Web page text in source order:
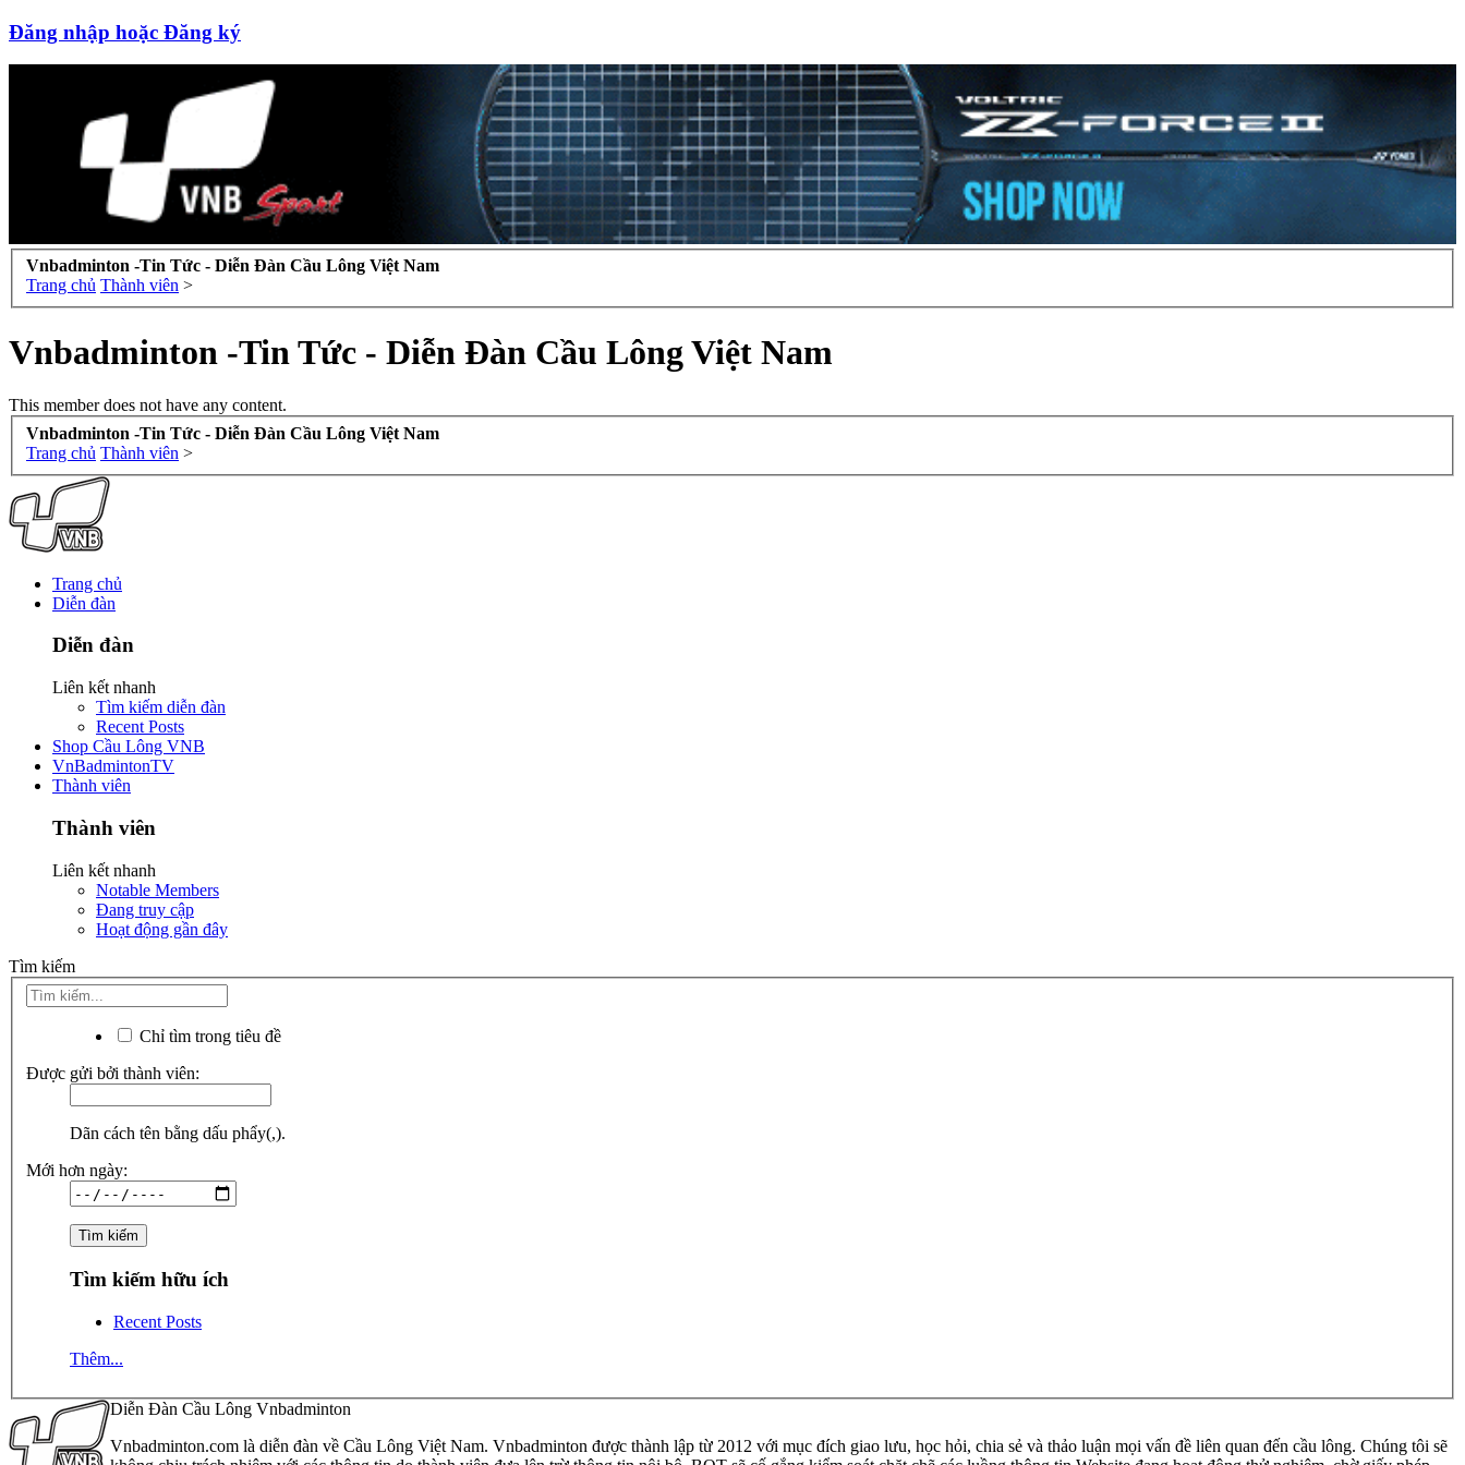
Đăng nhập hoặc Đăng ký
Vnbadminton -Tin Tức - Diễn Đàn Cầu Lông Việt Nam
Trang chủ Thành viên >
Vnbadminton -Tin Tức - Diễn Đàn Cầu Lông Việt Nam
This member does not have any content.
Vnbadminton -Tin Tức - Diễn Đàn Cầu Lông Việt Nam
Trang chủ Thành viên >
Trang chủ
Diễn đàn
Diễn đàn
Liên kết nhanh
Tìm kiếm diễn đàn
Recent Posts
Shop Cầu Lông VNB
VnBadmintonTV
Thành viên
Thành viên
Liên kết nhanh
Notable Members
Đang truy cập
Hoạt động gần đây
Tìm kiếm
Chỉ tìm trong tiêu đề
Được gửi bởi thành viên:
Dãn cách tên bằng dấu phẩy(,).
Mới hơn ngày:
Tìm kiếm hữu ích
Recent Posts
Thêm...
Diễn Đàn Cầu Lông Vnbadminton
Vnbadminton.com là diễn đàn về Cầu Lông Việt Nam. Vnbadminton được thành lập từ 2012 với mục đích giao lưu, học hỏi, chia sẻ và thảo luận mọi vấn đề liên quan đến cầu lông. Chúng tôi sẽ